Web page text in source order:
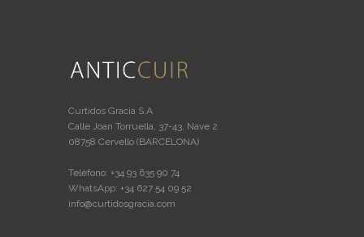
Curtidos Gracia S.A
Calle Joan Torruella, 37-43, Nave 2
08758 Cervelló (BARCELONA)
Teléfono: +34 93 635 90 74
WhatsApp: +34 627 54 09 52
info@curtidosgracia.com